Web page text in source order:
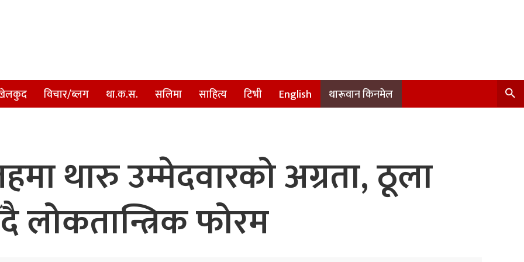
विचार/ब्लग था.क.स. सलिमा साहित्य टिभी English थारूवान किनमेल
थारु उम्मेदवारको अग्रता, ठूला
फोरम